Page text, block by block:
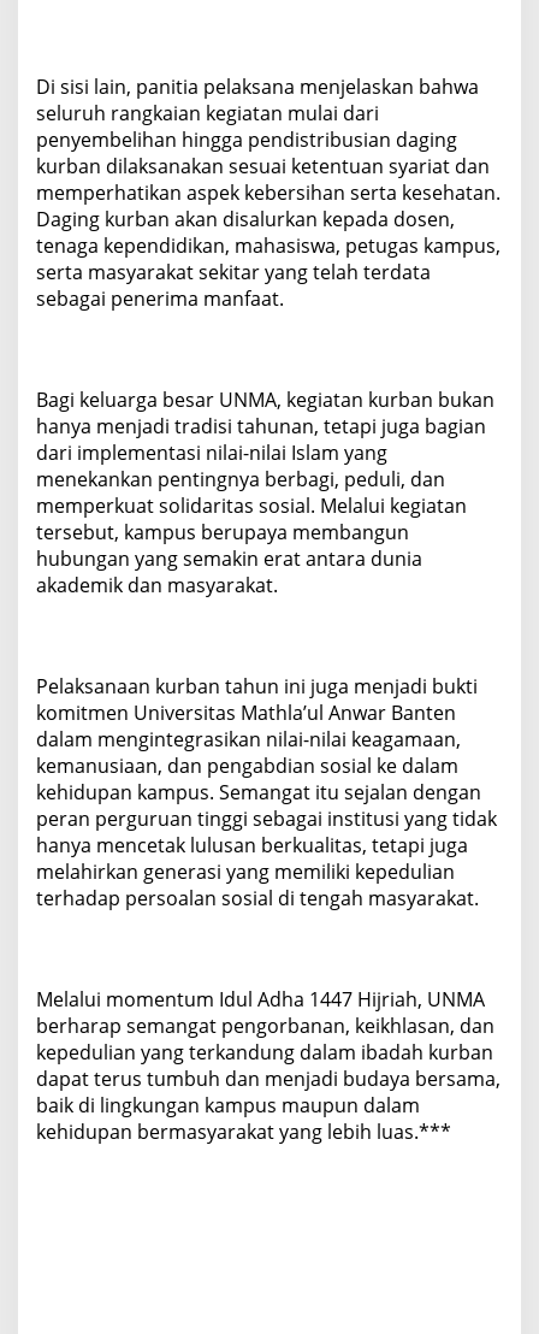
Di sisi lain, panitia pelaksana menjelaskan bahwa
seluruh rangkaian kegiatan mulai dari
penyembelihan hingga pendistribusian daging
kurban dilaksanakan sesuai ketentuan syariat dan
memperhatikan aspek kebersihan serta kesehatan.
Daging kurban akan disalurkan kepada dosen,
tenaga kependidikan, mahasiswa, petugas kampus,
serta masyarakat sekitar yang telah terdata
sebagai penerima manfaat.
Bagi keluarga besar UNMA, kegiatan kurban bukan
hanya menjadi tradisi tahunan, tetapi juga bagian
dari implementasi nilai-nilai Islam yang
menekankan pentingnya berbagi, peduli, dan
memperkuat solidaritas sosial. Melalui kegiatan
tersebut, kampus berupaya membangun
hubungan yang semakin erat antara dunia
akademik dan masyarakat.
Pelaksanaan kurban tahun ini juga menjadi bukti
komitmen Universitas Mathla’ul Anwar Banten
dalam mengintegrasikan nilai-nilai keagamaan,
kemanusiaan, dan pengabdian sosial ke dalam
kehidupan kampus. Semangat itu sejalan dengan
peran perguruan tinggi sebagai institusi yang tidak
hanya mencetak lulusan berkualitas, tetapi juga
melahirkan generasi yang memiliki kepedulian
terhadap persoalan sosial di tengah masyarakat.
Melalui momentum Idul Adha 1447 Hijriah, UNMA
berharap semangat pengorbanan, keikhlasan, dan
kepedulian yang terkandung dalam ibadah kurban
dapat terus tumbuh dan menjadi budaya bersama,
baik di lingkungan kampus maupun dalam
kehidupan bermasyarakat yang lebih luas.***